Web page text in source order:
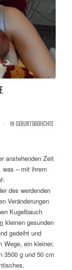
/ IN GEBURTSBERICHTE
anstehenden Zeit
was – mit ihrem
des werdenden
Veränderungen
Kugelbauch
kleinen gesunden
gedeiht und
Wege, ein kleiner,
3500 g und 50 cm